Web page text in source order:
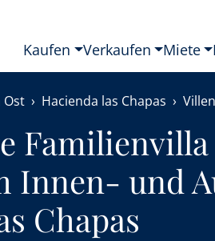
Kaufen Verkaufen Miete
Ost Hacienda las Chapas Villen
Innen- und
Chapas